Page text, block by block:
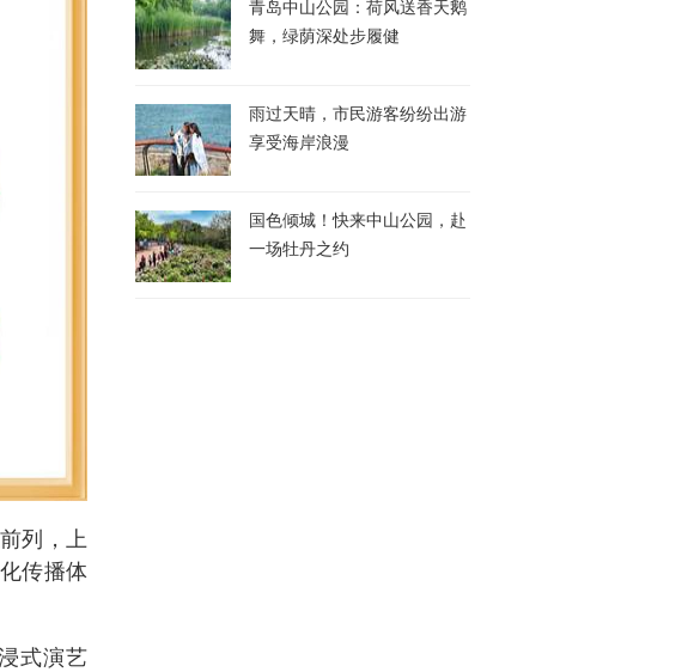
列，上
传播体
式演艺
青岛中山公园：荷风送香天鹅
舞，绿荫深处步履健
雨过天晴，市民游客纷纷出游
享受海岸浪漫
国色倾城！快来中山公园，赴
一场牡丹之约